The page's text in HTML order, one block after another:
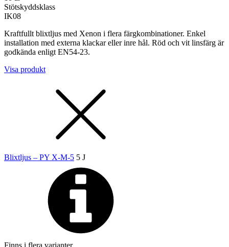
Stötskyddsklass
IK08
Kraftfullt blixtljus med Xenon i flera färgkombinationer. Enkel
installation med externa klackar eller inre hål. Röd och vit linsfärg är
godkända enligt EN54-23.
Visa produkt
Blixtljus – PY X-M-5 5 J
Finns i flera varianter